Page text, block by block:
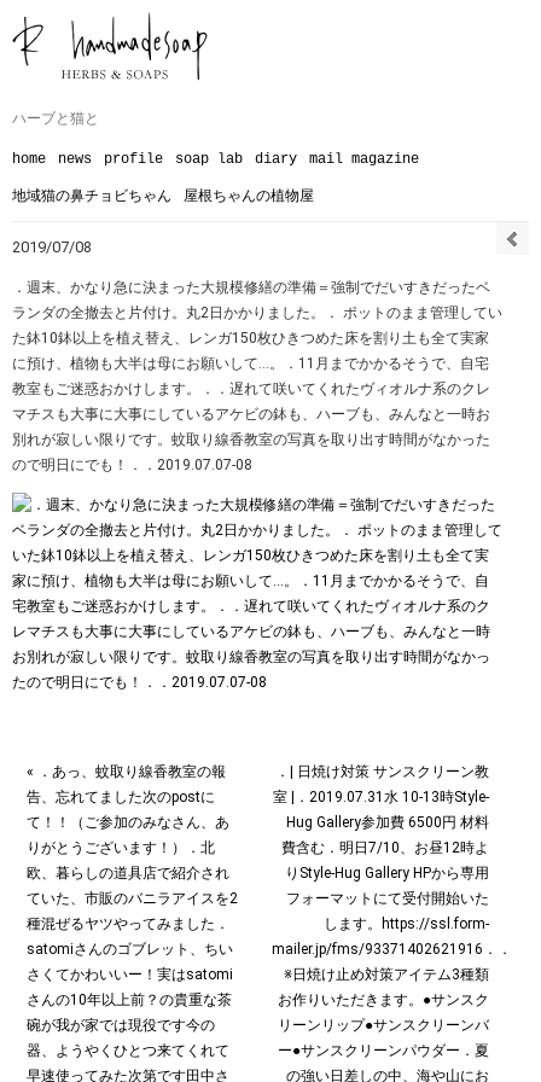
ハーブと猫と
home news profile soap lab diary mail magazine
地域猫の鼻チョビちゃん 屋根ちゃんの植物屋
2019/07/08
．週末、かなり急に決まった大規模修繕の準備＝強制でだいすきだったベ
ランダの全撤去と片付け。丸2日かかりました。． ポットのまま管理してい
た鉢10鉢以上を植え替え、レンガ150枚ひきつめた床を割り土も全て実家
に預け、植物も大半は母にお願いして…。．11月までかかるそうで、自宅
教室もご迷惑おかけします。．．遅れて咲いてくれたヴィオルナ系のクレ
マチスも大事に大事にしているアケビの鉢も、ハーブも、みんなと一時お
別れが寂しい限りです。蚊取り線香教室の写真を取り出す時間がなかった
ので明日にでも！．．2019.07.07-08
« ．あっ、蚊取り線香教室の報
告、忘れてました次のpostに
て！！（ご参加のみなさん、あ
りがとうございます！）．北
欧、暮らしの道具店で紹介され
ていた、市販のバニラアイスを2
種混ぜるヤツやってみました．
satomiさんのゴブレット、ちい
さくてかわいいー！実はsatomi
さんの10年以上前？の貴重な茶
碗が我が家では現役です︎今の
器、ようやくひとつ来てくれて
早速使ってみた次第です︎田中さ
．| 日焼け対策 サンスクリーン教
室 |．2019.07.31水 10-13時Style-
Hug Gallery参加費 6500円 材料
費含む．明日7/10、お昼12時よ
りStyle-Hug Gallery HPから専用
フォーマットにて受付開始いた
します。https://ssl.form-
mailer.jp/fms/93371402621916．．
※日焼け止め対策アイテム3種類
お作りいただきます。●サンスク
リーンリップ●サンスクリーンバ
ー●サンスクリーンパウダー．夏
の強い日差しの中、海や山にお